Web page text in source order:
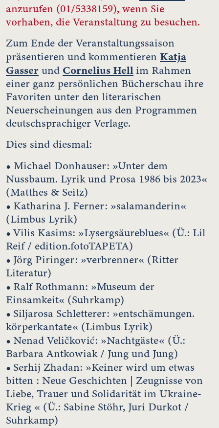
anzurufen (01/5338159), wenn Sie
vorhaben, die Veranstaltung zu besuchen.
Zum Ende der Veranstaltungssaison
präsentieren und kommentieren Katja
Gasser und Cornelius Hellim Rahmen
einer ganz persönlichen Bücherschau ihre
Favoriten unter den literarischen
Neuerscheinungen aus den Programmen
deutschsprachiger Verlage.
Dies sind diesmal:
• Michael Donhauser: »Unter dem
Nussbaum. Lyrik und Prosa 1986 bis 2023«
(Matthes & Seitz)
• Katharina J. Ferner: »salamanderin«
(Limbus Lyrik)
•Vilis Kasims: »Lysergsäureblues« (Ü.: Lil
Reif / edition.fotoTAPETA)
• Jörg Piringer: »verbrenner« (Ritter
Literatur)
• Ralf Rothmann: »Museum der
Einsamkeit« (Suhrkamp)
• Siljarosa Schletterer: »entschämungen.
körperkantate« (Limbus Lyrik)
• Nenad Veličković: »Nachtgäste« (Ü.:
Barbara Antkowiak / Jung und Jung)
• Serhij Zhadan: »Keiner wird um etwas
bitten : Neue Geschichten | Zeugnisse von
Liebe, Trauer und Solidarität im Ukraine-
Krieg « (Ü.: Sabine Stöhr, Juri Durkot /
Suhrkamp)